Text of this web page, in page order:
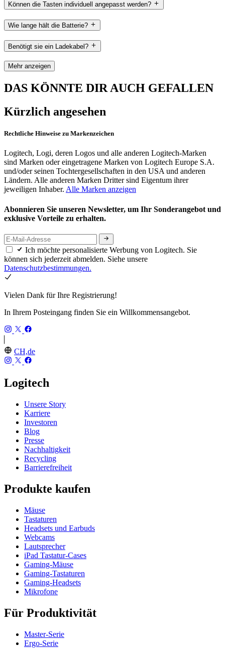
Können die Tasten individuell angepasst werden?
Wie lange hält die Batterie?
Benötigt sie ein Ladekabel?
Mehr anzeigen
DAS KÖNNTE DIR AUCH GEFALLEN
Kürzlich angesehen
Rechtliche Hinweise zu Markenzeichen
Logitech, Logi, deren Logos und alle anderen Logitech-Marken
sind Marken oder eingetragene Marken von Logitech Europe S.A.
und/oder seinen Tochtergesellschaften in den USA und anderen
Ländern. Alle anderen Marken Dritter sind Eigentum ihrer
jeweiligen Inhaber. Alle Marken anzeigen
Abonnieren Sie unseren Newsletter, um Ihr Sonderangebot und
exklusive Vorteile zu erhalten.
Ich möchte personalisierte Werbung von Logitech. Sie
können sich jederzeit abmelden. Siehe unsere
Datenschutzbestimmungen.
Vielen Dank für Ihre Registrierung!
In Ihrem Posteingang finden Sie ein Willkommensangebot.
CH,de
Logitech
Unsere Story
Karriere
Investoren
Blog
Presse
Nachhaltigkeit
Recycling
Barrierefreiheit
Produkte kaufen
Mäuse
Tastaturen
Headsets und Earbuds
Webcams
Lautsprecher
iPad Tastatur-Cases
Gaming-Mäuse
Gaming-Tastaturen
Gaming-Headsets
Mikrofone
Für Produktivität
Master-Serie
Ergo-Serie